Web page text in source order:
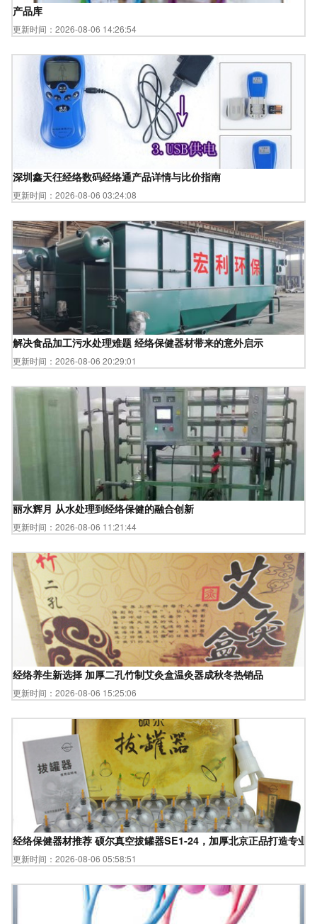
产品库
更新时间：2026-08-06 14:26:54
深圳鑫天彺经络数码经络通产品详情与比价指南
更新时间：2026-08-06 03:24:08
解决食品加工污水处理难题 经络保健器材带来的意外启示
更新时间：2026-08-06 20:29:01
丽水辉月 从水处理到经络保健的融合创新
更新时间：2026-08-06 11:21:44
经络养生新选择 加厚二孔竹制艾灸盒温灸器成秋冬热销品
更新时间：2026-08-06 15:25:06
经络保健器材推荐 硕尔真空拔罐器SE1-24，加厚北京正品打造专业
更新时间：2026-08-06 05:58:51